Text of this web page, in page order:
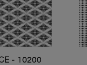
10200 - CHANTILLY LACE